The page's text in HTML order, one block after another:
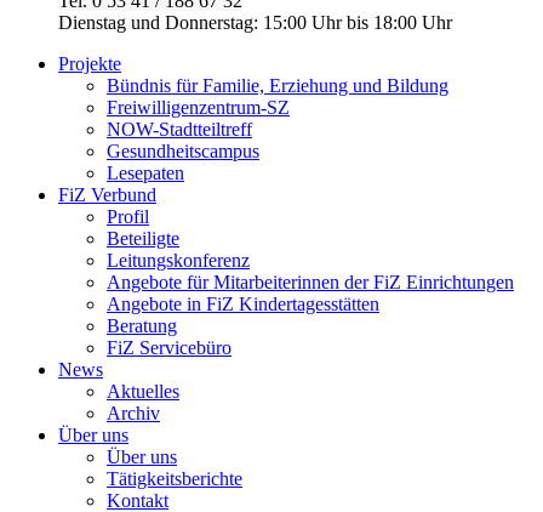
Dienstag und Donnerstag: 15:00 Uhr bis 18:00 Uhr
Projekte
Bündnis für Familie, Erziehung und Bildung
Freiwilligenzentrum-SZ
NOW-Stadtteiltreff
Gesundheitscampus
Lesepaten
FiZ Verbund
Profil
Beteiligte
Leitungskonferenz
Angebote für Mitarbeiterinnen der FiZ Einrichtungen
Angebote in FiZ Kindertagesstätten
Beratung
FiZ Servicebüro
News
Aktuelles
Archiv
Über uns
Über uns
Tätigkeitsberichte
Kontakt